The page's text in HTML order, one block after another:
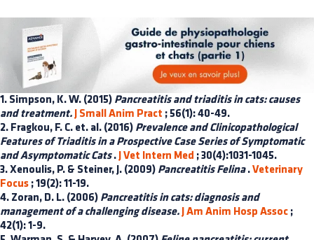
1. Simpson, K. W. (2015) Pancreatitis and triaditis in cats: causes
and treatment. J Small Anim Pract ; 56(1): 40-49.
2. Fragkou, F. C. et. al. (2016) Prevalence and Clinicopathological
Features of Triaditis in a Prospective Case Series of Symptomatic
and Asymptomatic Cats. J Vet Intern Med ; 30(4):1031-1045.
3. Xenoulis, P. & Steiner, J. (2009) Pancreatitis Felina.Veterinary
Focus ; 19(2): 11-19.
4. Zoran, D. L. (2006) Pancreatitis in cats: diagnosis and
management of a challenging disease. J Am Anim Hosp Assoc ;
42(1): 1-9.